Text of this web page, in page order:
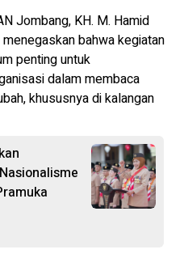
Jombang, KH. M. Hamid
bahwa kegiatan
penting untuk
dalam membaca
khususnya di kalangan